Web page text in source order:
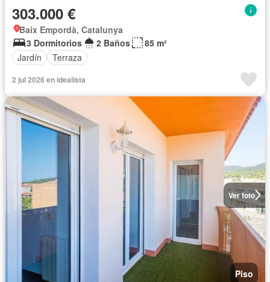
303.000 €
Baix Empordà, Catalunya
3 Dormitorios
2 Baños
85 m²
Jardín
Terraza
2 jul 2026 en idealista
Ver foto
Piso